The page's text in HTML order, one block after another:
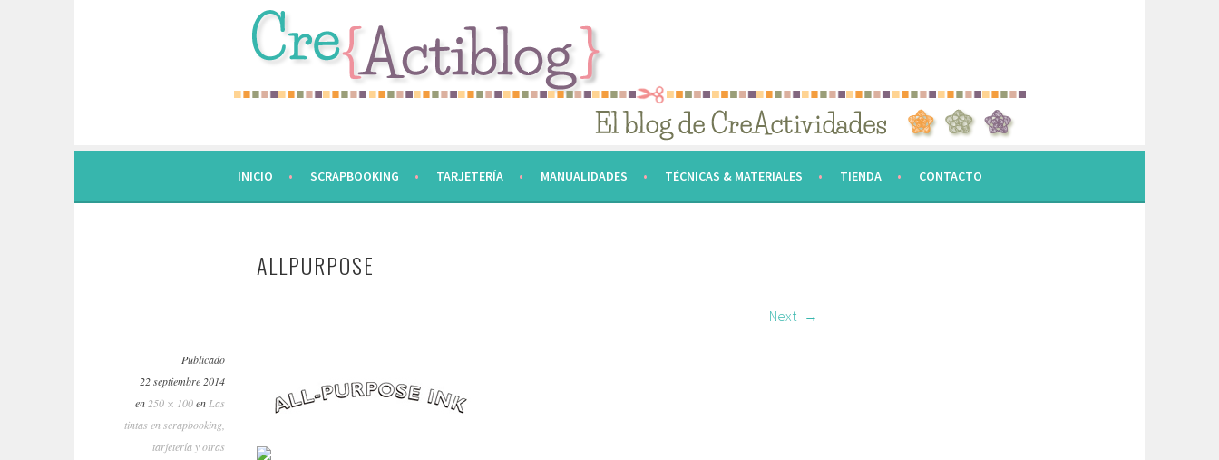
INICIO SCRAPBOOKING TARJETERÍA MANUALIDADES TÉCNICAS & MATERIALES TIENDA CONTACTO
ALLPURPOSE
Next
Publicado
22 septiembre 2014
en 250 × 100en Las
tintas en scrapbooking,
tarjetería y otras